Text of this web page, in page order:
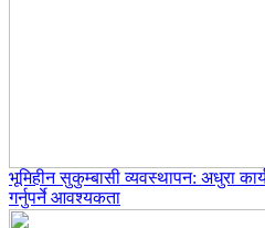
भूमिहीन सुकुम्बासी व्यवस्थापन: अधुरा कार्य
गर्नुपर्ने आवश्यकता